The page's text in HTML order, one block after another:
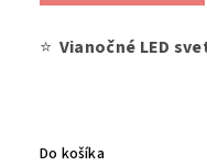
Do košíka
⭐ Vianočné LED